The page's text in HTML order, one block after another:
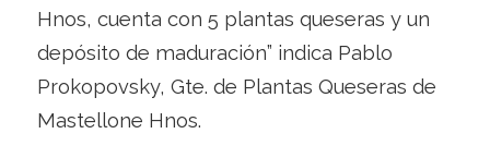
Hnos, cuenta con 5 plantas queseras y un
depósito de maduración” indica Pablo
Prokopovsky, Gte. de Plantas Queseras de
Mastellone Hnos.